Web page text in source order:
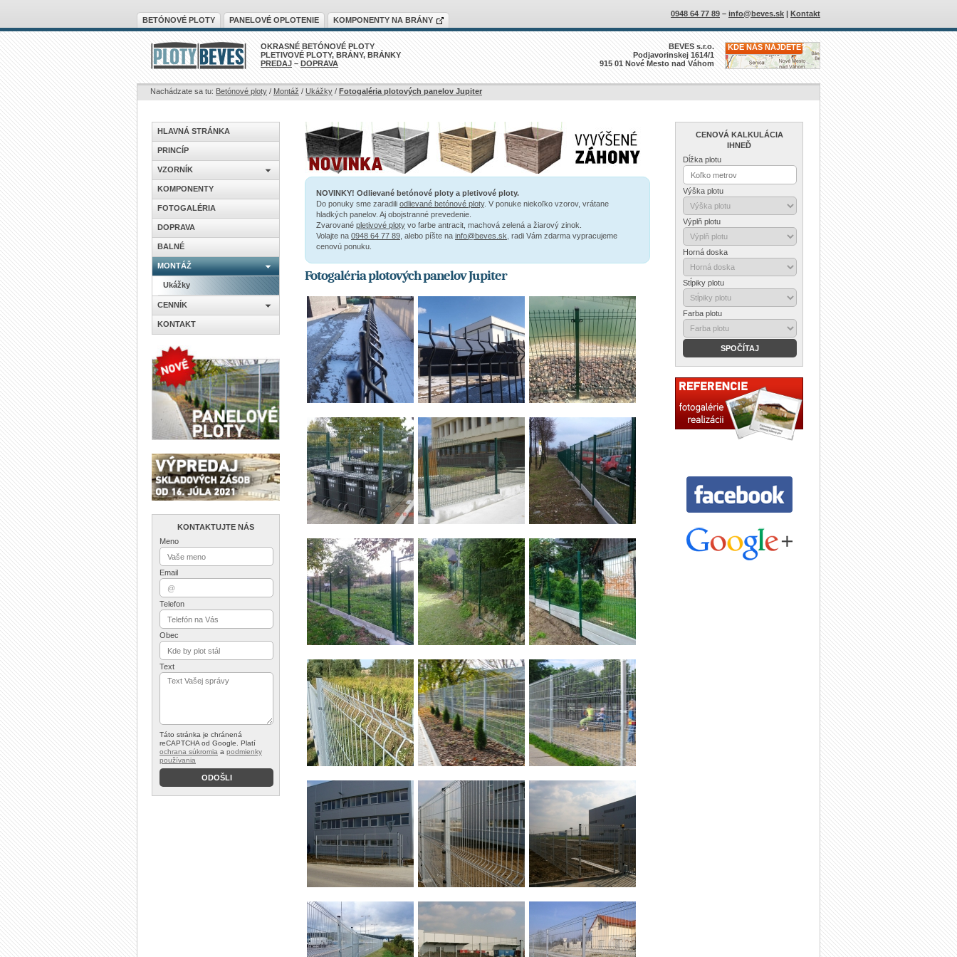
OKRASNÉ BETÓNOVÉ PLOTY
PLETIVOVÉ PLOTY, BRÁNY, BRÁNKY
PREDAJ – DOPRAVA
KDE NÁS NÁJDETE?
BEVES s.r.o.
Podjavorinskej 1614/1
915 01 Nové Mesto nad Váhom
Nachádzate sa tu: Betónové ploty / Montáž / Ukážky / Fotogaléria plotových panelov Jupiter
NOVINKY! Odlievané betónové ploty a pletivové ploty.
Do ponuky sme zaradili odlievané betónové ploty. V ponuke niekoľko vzorov, vrátane
hladkých panelov. Aj obojstranné prevedenie.
Zvarované pletivové ploty vo farbe antracit, machová zelená a žiarový zinok.
Volajte na 0948 64 77 89 , alebo píšte na info@beves.sk , radi Vám zdarma vypracujeme
cenovú ponuku.
Fotogaléria plotových panelov Jupiter
CENOVÁ KALKULÁCIA
IHNEĎ
Dĺžka plotu
Výška plotu
Výplň plotu
Horná doska
Stĺpiky plotu
Farba plotu
HLAVNÁ STRÁNKA
PRINCÍP
VZORNÍK
KOMPONENTY
FOTOGALÉRIA
DOPRAVA
BALNÉ
MONTÁŽ
Ukážky
CENNÍK
KONTAKT
KONTAKTUJTE NÁS
Meno
Email
Telefon
Obec
Text
Táto stránka je chránená
reCAPTCHA od Google. Platí
ochrana súkromia a podmienky
používania
BETÓNOVÉ PLOTY PANELOVÉ OPLOTENIE KOMPONENTY NA BRÁNY
0948 64 77 89 – info@beves.sk | Kontakt